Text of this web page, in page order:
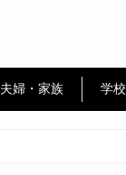
夫婦・家族 学校